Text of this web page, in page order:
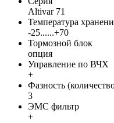
Altivar 71
Температура
-25......+70
Тормозной блок
опция
Управление по ВЧХ
+
Фазность
3
ЭМС фильтр
+